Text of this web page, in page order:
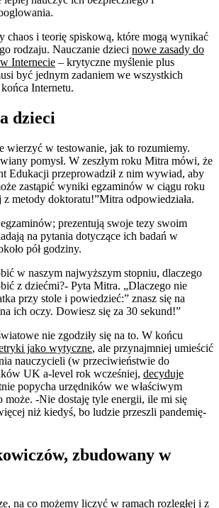
chaos i teorię spiskową, które mogą wynikać
rodzaju. Nauczanie dzieci nowe zasady do
Internecie – krytyczne myślenie plus
być jednym zadaniem we wszystkich
Internetu.
dzieci
wierzyć w testowanie, jak to rozumiemy.
pomysł. W zeszłym roku Mitra mówi, że
Edukacji przeprowadził z nim wywiad, aby
zastąpić wyniki egzaminów w ciągu roku
metody doktoratu!”Mitra odpowiedziała.
prezentują swoje tezy swoim
na pytania dotyczące ich badań w
pół godziny.
w naszym najwyższym stopniu, dlaczego
z dziećmi?- Pyta Mitra. „Dlaczego nie
przy stole i powiedzieć:” znasz się na
ich oczy. Dowiesz się za 30 sekund!”
nie zgodziły się na to. W końcu
jako wytyczne, ale przynajmniej umieścić
nauczycieli (w przeciwieństwie do
UK a-level rok wcześniej, decyduje
popycha urzędników we właściwym
-Nie dostaję tyle energii, ile mi się
niż kiedyś, bo ludzie przeszli pandemię-
zbudowany w
na co możemy liczyć w ramach rozległej i z